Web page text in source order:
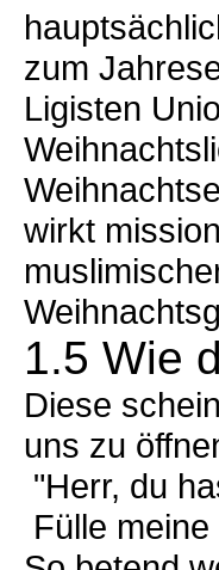
zum
Ligisten
wirkt
1.5 Wie
Diese
uns zu
"Herr, du
Fülle